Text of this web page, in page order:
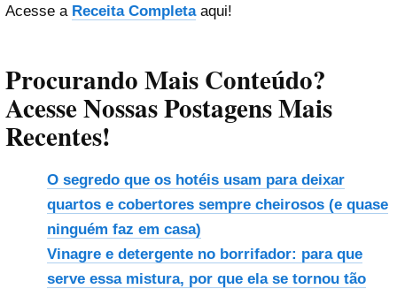
Acesse a Receita Completaaqui!
Procurando Mais Conteúdo?
Acesse Nossas Postagens Mais
Recentes!
O segredo que os hotéis usam para deixar
quartos e cobertores sempre cheirosos (e quase
ninguém faz em casa)
Vinagre e detergente no borrifador: para que
serve essa mistura, por que ela se tornou tão